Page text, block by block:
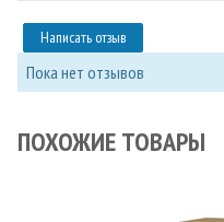
Написать отзыв
Пока нет отзывов
ПОХОЖИЕ ТОВАРЫ